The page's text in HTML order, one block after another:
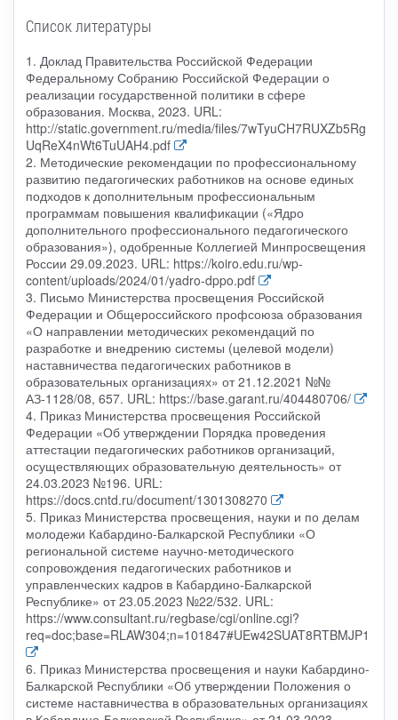
Список литературы
1. Доклад Правительства Российской Федерации
Федеральному Собранию Российской Федерации о
реализации государственной политики в сфере
образования. Москва, 2023. URL:
http://static.government.ru/media/files/7wTyuCH7RUXZb5Rg
UqReX4nWt6TuUAH4.pdf
2. Методические рекомендации по профессиональному
развитию педагогических работников на основе единых
подходов к дополнительным профессиональным
программам повышения квалификации («Ядро
дополнительного профессионального педагогического
образования»), одобренные Коллегией Минпросвещения
России 29.09.2023. URL: https://koiro.edu.ru/wp-
content/uploads/2024/01/yadro-dppo.pdf
3. Письмо Министерства просвещения Российской
Федерации и Общероссийского профсоюза образования
«О направлении методических рекомендаций по
разработке и внедрению системы (целевой модели)
наставничества педагогических работников в
образовательных организациях» от 21.12.2021 №№
АЗ-1128/08, 657. URL: https://base.garant.ru/404480706/
4. Приказ Министерства просвещения Российской
Федерации «Об утверждении Порядка проведения
аттестации педагогических работников организаций,
осуществляющих образовательную деятельность» от
24.03.2023 №196. URL:
https://docs.cntd.ru/document/1301308270
5. Приказ Министерства просвещения, науки и по делам
молодежи Кабардино-Балкарской Республики «О
региональной системе научно-методического
сопровождения педагогических работников и
управленческих кадров в Кабардино-Балкарской
Республике» от 23.05.2023 №22/532. URL:
https://www.consultant.ru/regbase/cgi/online.cgi?
req=doc;base=RLAW304;n=101847#UEw42SUAT8RTBMJP1
6. Приказ Министерства просвещения и науки Кабардино-
Балкарской Республики «Об утверждении Положения о
системе наставничества в образовательных организациях